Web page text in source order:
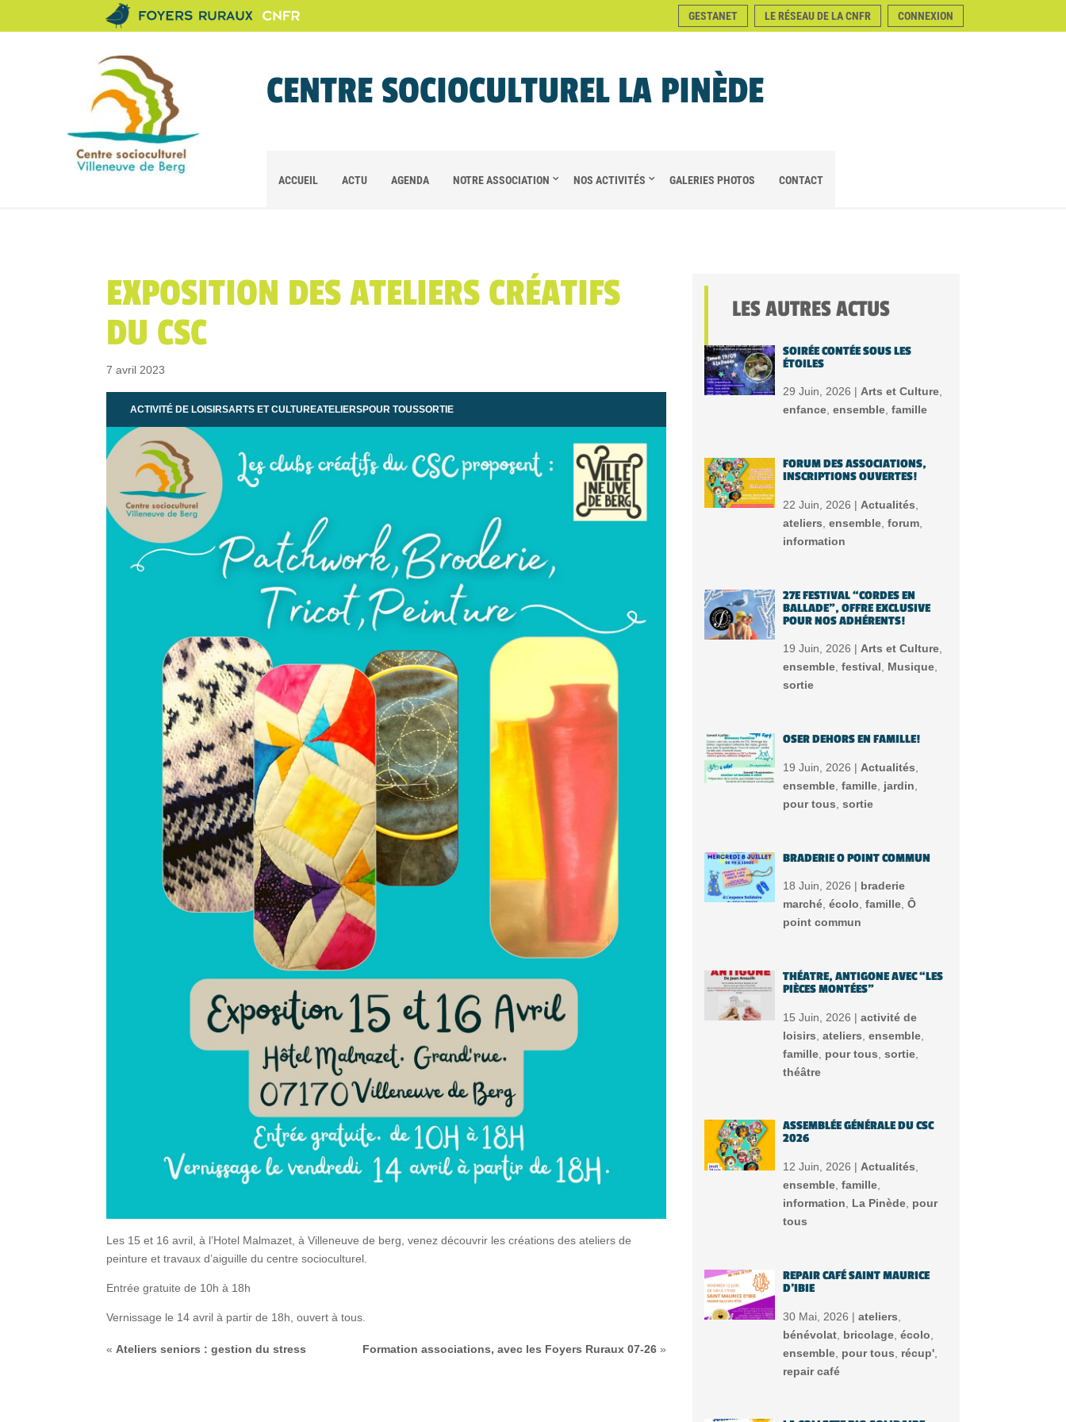
GESTANET LE RÉSEAU DE LA CNFR CONNEXION
CENTRE SOCIOCULTUREL LA PINÈDE
ACCUEIL ACTU AGENDA NOTRE ASSOCIATION NOS ACTIVITÉS GALERIES PHOTOS CONTACT
EXPOSITION DES ATELIERS CRÉATIFS
DU CSC
7 avril 2023
ACTIVITÉ DE LOISIRSARTS ET CULTUREATELIERSPOUR TOUSSORTIE
Les 15 et 16 avril, à l’Hotel Malmazet, à Villeneuve de berg, venez découvrir les créations des ateliers de
peinture et travaux d’aiguille du centre socioculturel.
Entrée gratuite de 10h à 18h
Vernissage le 14 avril à partir de 18h, ouvert à tous.
« Ateliers seniors : gestion du stress Formation associations, avec les Foyers Ruraux 07-26 »
LES AUTRES ACTUS
SOIRÉE CONTÉE SOUS LES
ÉTOILES
29 Juin, 2026 | Arts et Culture,
enfance, ensemble, famille
FORUM DES ASSOCIATIONS,
INSCRIPTIONS OUVERTES!
22 Juin, 2026 | Actualités
ateliers ensemble, forum,
information
27E FESTIVAL “CORDES EN
BALLADE”, OFFRE EXCLUSIVE
POUR NOS ADHÉRENTS!
19 Juin, 2026 | Arts et Culture,
ensemble, festival Musique,
sortie
OSER DEHORS EN FAMILLE!
19 Juin, 2026 | Actualités
ensemble, famille, jardin
pour tous sortie
BRADERIE O POINT COMMUN
18 Juin, 2026 | braderie
marché, écolo famille, Ô
point commun
THÉATRE, ANTIGONE AVEC “LES
PIÈCES MONTÉES”
15 Juin, 2026 | activité de
loisirs ateliers ensemble,
famille, pour tous sortie,
théâtre
ASSEMBLÉE GÉNÉRALE DU CSC
2026
12 Juin, 2026 | Actualités
ensemble, famille,
information
La Pinède, pour
tous
REPAIR CAFÉ SAINT MAURICE
D’IBIE
30 Mai, 2026 | ateliers
bénévolat, bricolage, écolo
ensemble, pour tous récup',
repair café